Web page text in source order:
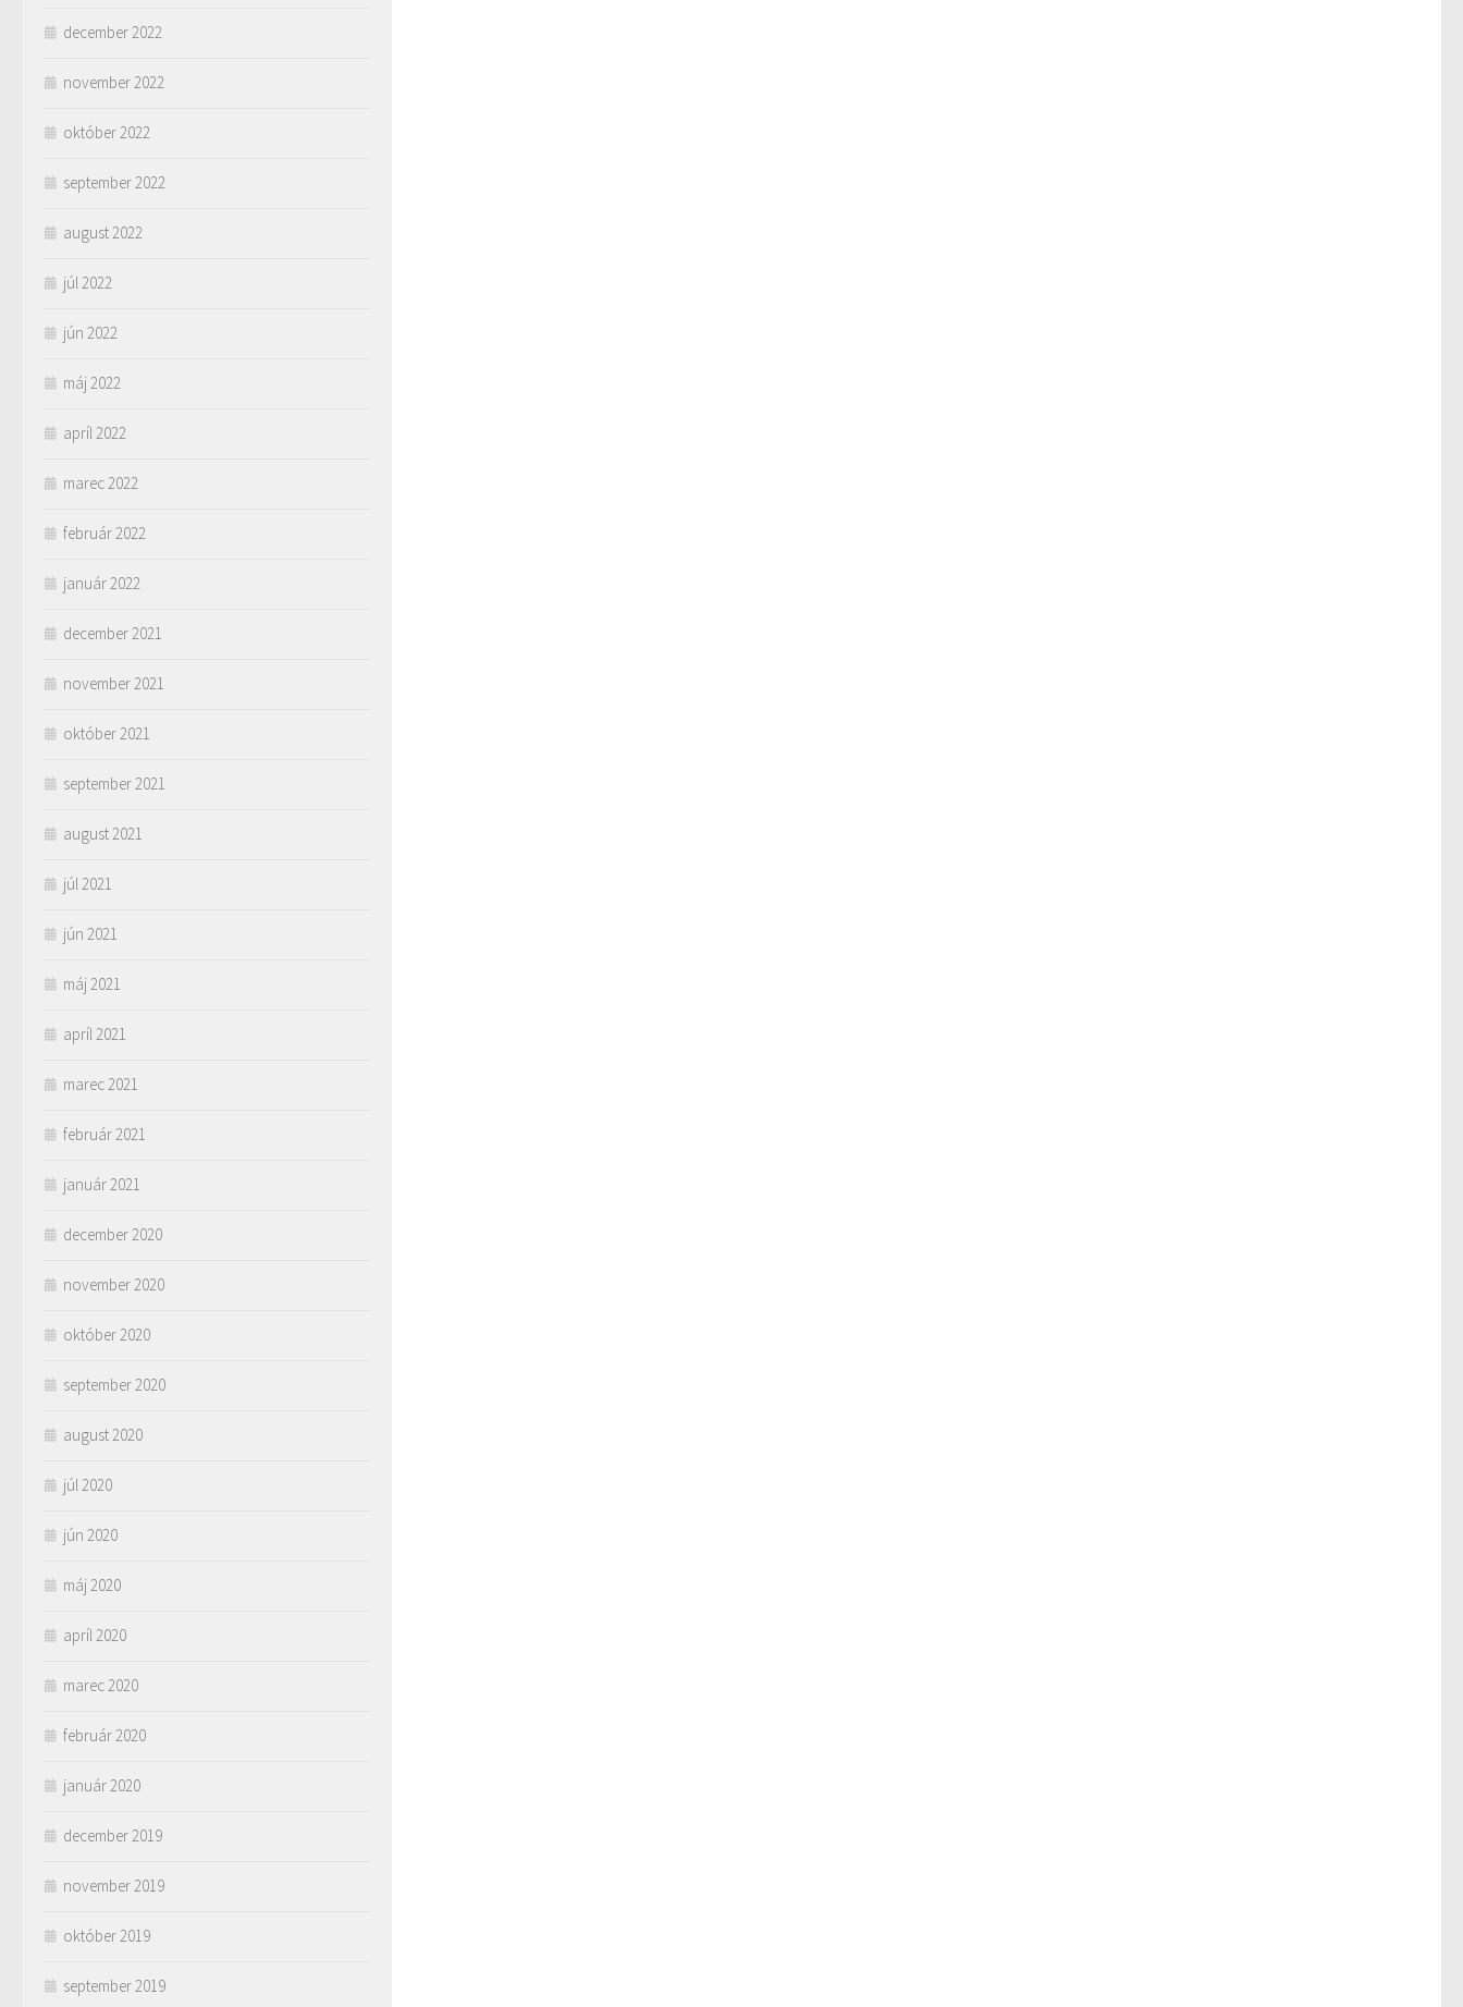
december 2022
november 2022
október 2022
september 2022
august 2022
júl 2022
jún 2022
máj 2022
apríl 2022
marec 2022
február 2022
január 2022
december 2021
november 2021
október 2021
september 2021
august 2021
júl 2021
jún 2021
máj 2021
apríl 2021
marec 2021
február 2021
január 2021
december 2020
november 2020
október 2020
september 2020
august 2020
júl 2020
jún 2020
máj 2020
apríl 2020
marec 2020
február 2020
január 2020
december 2019
november 2019
október 2019
september 2019